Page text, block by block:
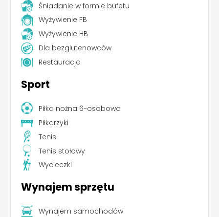
Śniadanie w formie bufetu
Wyżywienie FB
Wyżywienie HB
Dla bezglutenowców
Restauracja
Sport
Piłka nożna 6-osobowa
Piłkarzyki
Tenis
Tenis stołowy
Wycieczki
Wynajem sprzętu
Wynajem samochodów